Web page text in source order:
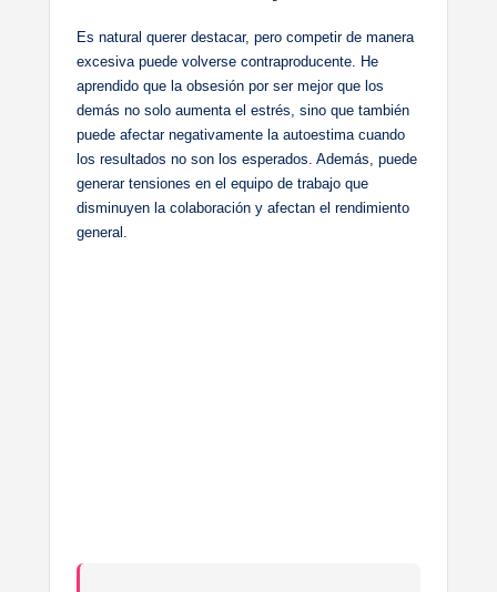
Es natural querer destacar, pero competir de manera
excesiva puede volverse contraproducente. He
aprendido que la obsesión por ser mejor que los
demás no solo aumenta el estrés, sino que también
puede afectar negativamente la autoestima cuando
los resultados no son los esperados. Además, puede
generar tensiones en el equipo de trabajo que
disminuyen la colaboración y afectan el rendimiento
general.